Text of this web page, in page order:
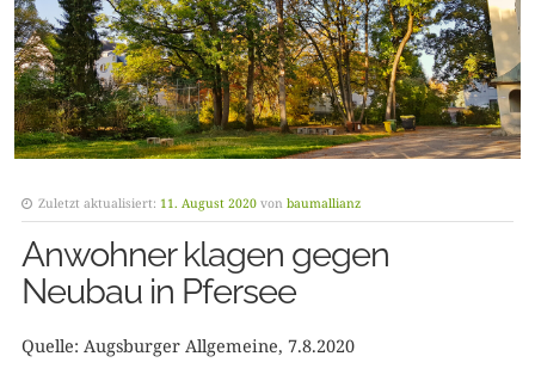
Zuletzt aktualisiert: 11. August 2020 von baumallianz
Anwohner klagen gegen
Neubau in Pfersee
Quelle: Augsburger Allgemeine, 7.8.2020